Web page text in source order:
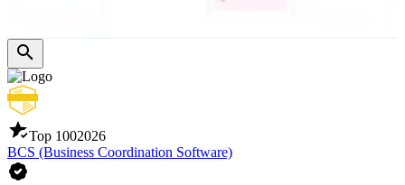
Top 1002026
BCS (Business Coordination Software)